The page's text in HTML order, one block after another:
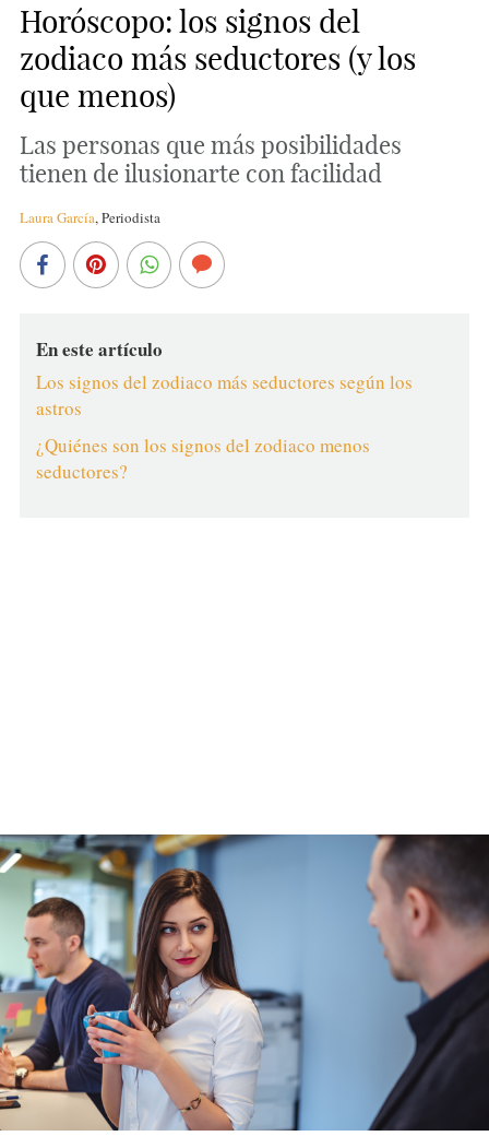
Horóscopo: los signos del
zodiaco más seductores (y los
que menos)
Las personas que más posibilidades
tienen de ilusionarte con facilidad
Laura García,Periodista
En este artículo
Los signos del zodiaco más seductores según los
astros
¿Quiénes son los signos del zodiaco menos
seductores?